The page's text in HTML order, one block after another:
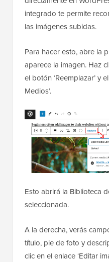
integrado te permite
las imágenes subidas.
Para hacer esto, abre la
aparece la imagen. Haz
el botón ‘Reemplazar’ y
Medios’.
Esto abrirá la Biblioteca
seleccionada.
A la derecha, verás
título, pie de foto y
clic en el enlace ‘Editar